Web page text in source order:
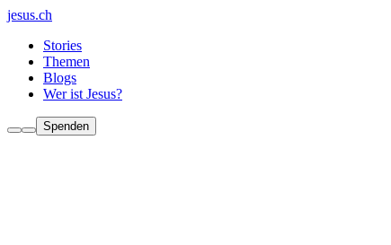
jesus.ch
Stories
Themen
Blogs
Wer ist Jesus?
Spenden